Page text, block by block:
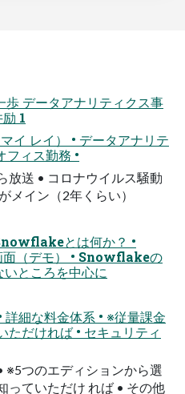
データアナリティクス事
1
イ レイ） • データアナリテ
フィス勤務 •
放送 • コロナウイルス騒動
メイン（2年くらい）
とは何か？ •
（デモ） • Snowflakeの
ところを中心に
詳細な料金体系 • ※従量課金
ただければ • セキュリティ
※5つのエディションから選
っていただけ れば • その他